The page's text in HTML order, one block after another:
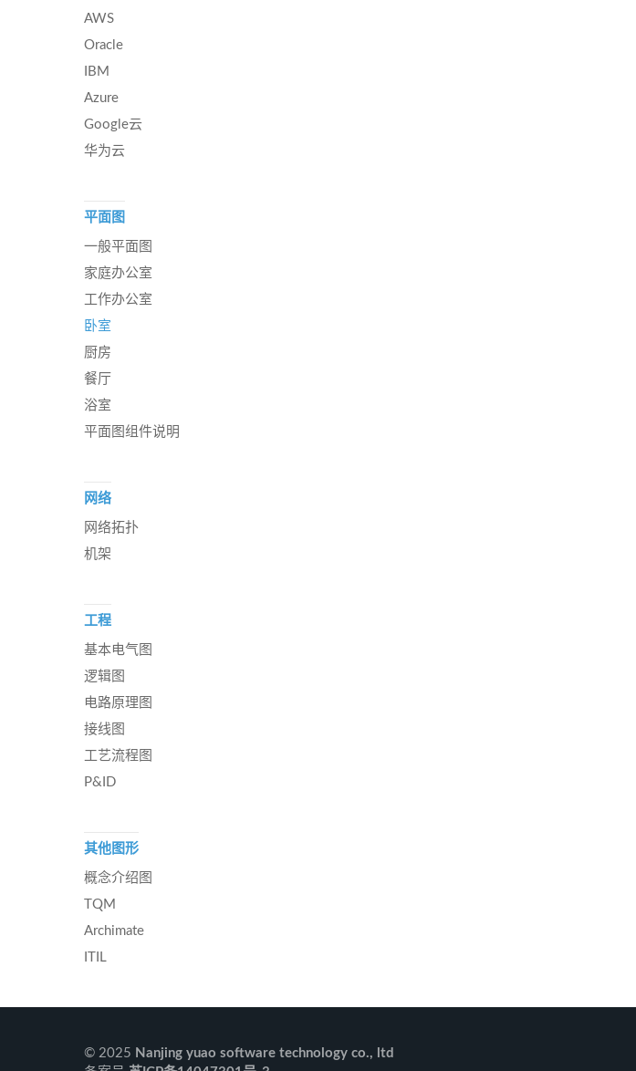
AWS
Oracle
IBM
Azure
Google云
华为云
平面图
一般平面图
家庭办公室
工作办公室
卧室
厨房
餐厅
浴室
平面图组件说明
网络
网络拓扑
机架
工程
基本电气图
逻辑图
电路原理图
接线图
工艺流程图
P&ID
其他图形
概念介绍图
TQM
Archimate
ITIL
© 2025 Nanjing yuao software technology co., ltd